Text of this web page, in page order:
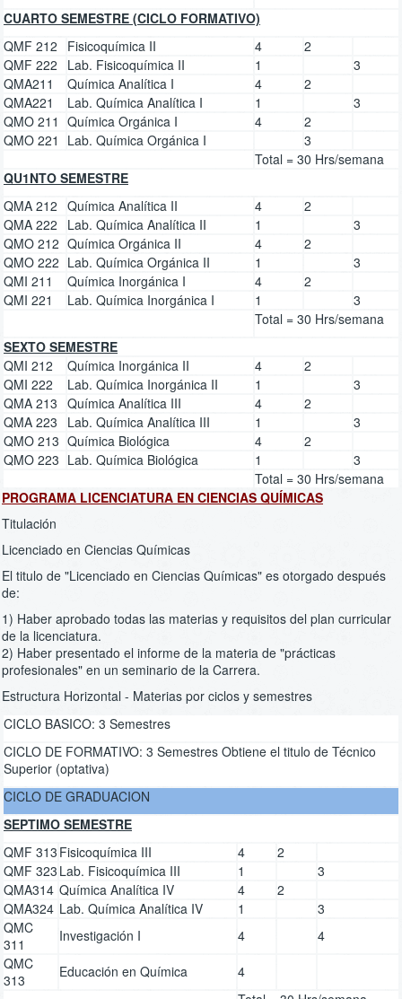
CUARTO SEMESTRE (CICLO FORMATIVO)
QMF 212
Fisicoquímica II 4
2
QMF 222
Lab. Fisicoquímica II 1
3
QMA211
Química Analítica I 4
2
QMA221
Lab. Química Analítica I 1
3
QMO 211 Química Orgánica I 4
2
QMO 221
Lab. Química Orgánica I
3
Total = 30 Hrs/semana
QU1NTO SEMESTRE
QMA 212 Química Analítica II 4
2
QMA 222
Lab. Química Analítica II 1
3
QMO 212 Química Orgánica II 4
2
QMO 222 Lab. Química Orgánica II 1
3
QMI 211
Química Inorgánica I 4
2
QMI 221
Lab. Química Inorgánica I 1
3
Total = 30 Hrs/semana
SEXTO SEMESTRE
QMI 212
Química Inorgánica II 4
2
QMI 222
Lab. Química Inorgánica II 1
3
QMA 213 Química Analítica III 4
2
QMA 223
Lab. Química Analítica III 1
3
QMO 213 Química Biológica 4
2
QMO 223 Lab. Química Biológica 1
3
Total = 30 Hrs/semana
PROGRAMA LICENCIATURA EN CIENCIAS QUÍMICAS
Titulación
Licenciado en Ciencias Químicas
El titulo de "Licenciado en Ciencias Químicas" es otorgado después
de:
1) Haber aprobado todas las materias y requisitos del plan curricular
de la licenciatura.
2) Haber presentado el informe de la materia de "prácticas
profesionales" en un seminario de la Carrera.
Estructura Horizontal - Materias por ciclos y semestres
CICLO BASICO: 3 Semestres
CICLO DE FORMATIVO: 3 Semestres Obtiene el titulo de Técnico
Superior (optativa)
CICLO DE GRADUACION
SEPTIMO SEMESTRE
QMF 313 Fisicoquímica III 4
2
QMF 323 Lab. Fisicoquímica III 1
3
QMA314 Química Analítica IV 4
2
QMA324 Lab. Química Analítica IV 1
3
QMC
311
Investigación I 4
4
QMC
313
Educación en Química
4